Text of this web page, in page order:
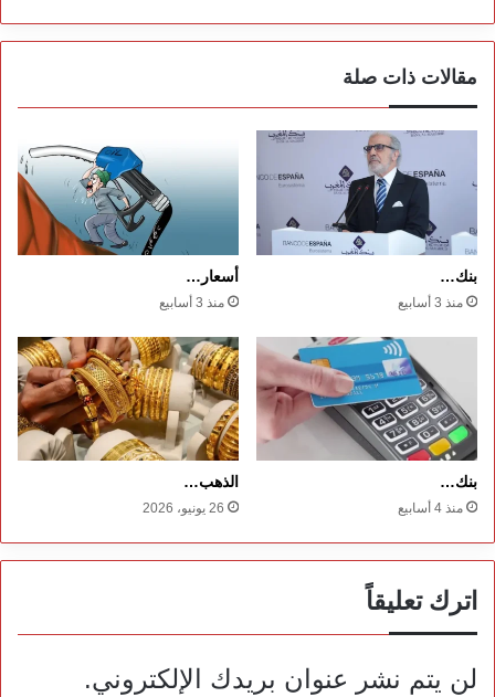
مقالات ذات صلة
بنك…
منذ 3 أسابيع
أسعار…
منذ 3 أسابيع
بنك…
منذ 4 أسابيع
الذهب…
26 يونيو، 2026
اترك تعليقاً
لن يتم نشر عنوان بريدك الإلكتروني.